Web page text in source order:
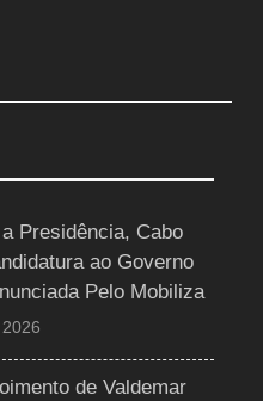
Presidência, Cabo
ao Governo
Pelo Mobiliza
de Valdemar